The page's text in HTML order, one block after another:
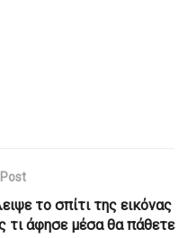
το σπίτι της εικόνας
τι άφησε μέσα θα πάθετε